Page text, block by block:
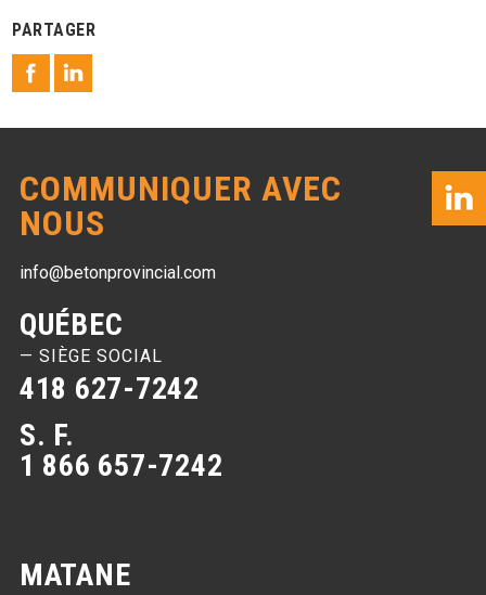
PARTAGER
COMMUNIQUER AVEC
NOUS
info@betonprovincial.com
QUÉBEC
— SIÈGE SOCIAL
418 627-7242
S. F.
1 866 657-7242
MATANE